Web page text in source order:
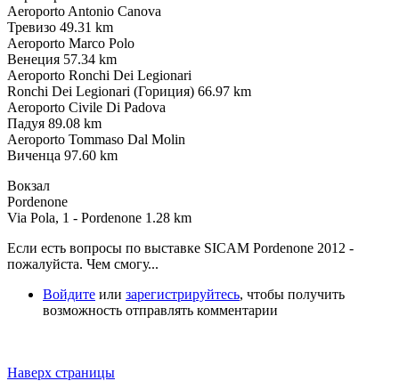
Aeroporto Antonio Canova
Тревизо 49.31 km
Aeroporto Marco Polo
Вeнeция 57.34 km
Aeroporto Ronchi Dei Legionari
Ronchi Dei Legionari (Гориция) 66.97 km
Aeroporto Civile Di Padova
Падуя 89.08 km
Aeroporto Tommaso Dal Molin
Виченца 97.60 km
Вокзал
Pordenone
Via Pola, 1 - Pordenone 1.28 km
Если есть вопросы по выставке SICAM Pordenone 2012 -
пожалуйста. Чем смогу...
Войдите или зарегистрируйтесь, чтобы получить
возможность отправлять комментарии
Наверх страницы